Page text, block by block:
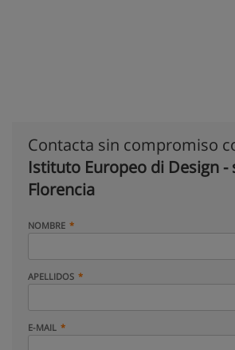
Contacta sin compromiso
Istituto Europeo di Design -
Florencia
NOMBRE
APELLIDOS
E-MAIL